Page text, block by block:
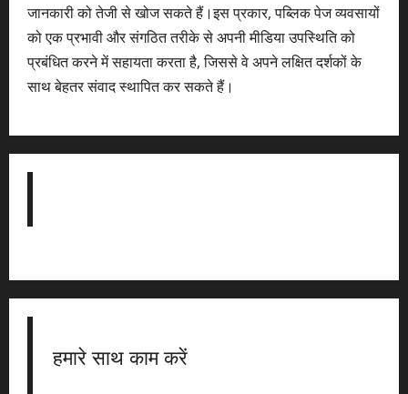
जानकारी को तेजी से खोज सकते हैं।इस प्रकार, पब्लिक पेज व्यवसायों
को एक प्रभावी और संगठित तरीके से अपनी मीडिया उपस्थिति को
प्रबंधित करने में सहायता करता है, जिससे वे अपने लक्षित दर्शकों के
साथ बेहतर संवाद स्थापित कर सकते हैं।
हमारे साथ काम करें